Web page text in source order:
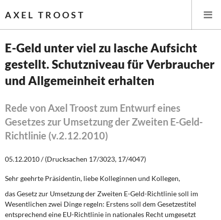
AXEL TROOST
Startseite
Leitlinien linker Wirtschafts- und Finanzpolitik
Wirtschaftspolitik
Steuer- und Finanzpolitik
Öffentliche Infrastruktur und Daseinsvorsorge
Eurokrise und Griechenland
E-Geld unter viel zu lasche Aufsicht
gestellt. Schutzniveau für Verbraucher
und Allgemeinheit erhalten
Rede von Axel Troost zum Entwurf eines
Gesetzes zur Umsetzung der Zweiten E-Geld-
Richtlinie (v.2.12.2010)
05.12.2010 / (Drucksachen 17/3023, 17/4047)
Sehr geehrte Präsidentin, liebe Kolleginnen und Kollegen,
das Gesetz zur Umsetzung der Zweiten E-Geld-Richtlinie soll im
Wesentlichen zwei Dinge regeln: Erstens soll dem Gesetzestitel
entsprechend eine EU-Richtlinie in nationales Recht umgesetzt